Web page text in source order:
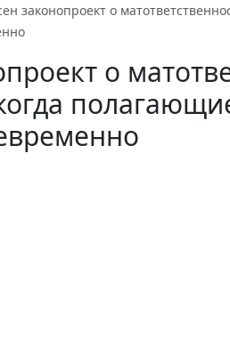
законопроект о
о